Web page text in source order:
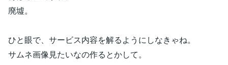
廃墟。
ひと眼で、サービス内容を解るようにしなきゃね。
サムネ画像見たいなの作るとかして。